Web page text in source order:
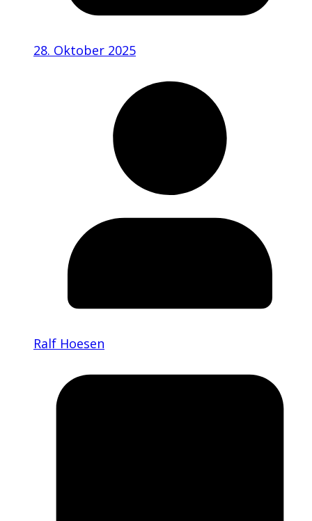
28. Oktober 2025
Ralf Hoesen